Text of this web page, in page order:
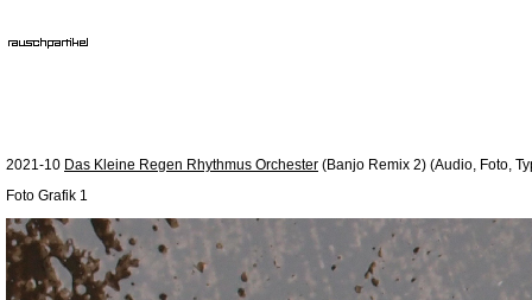
2021-10 Das Kleine Regen Rhythmus Orchester (Banjo Remix 2) (Audio, Foto,
Foto Grafik 1